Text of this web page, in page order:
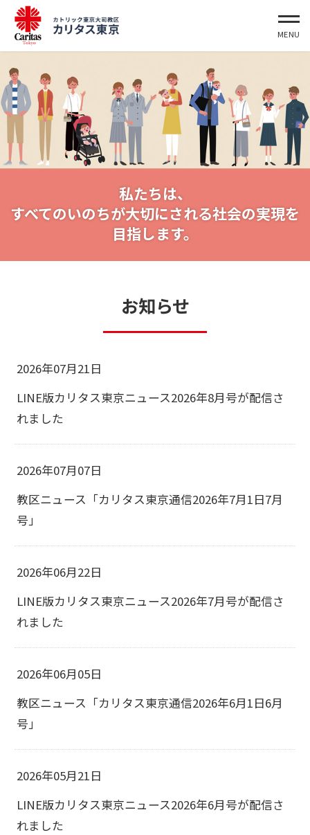
東京教区として将来起こりうる
災害への平時からの備えを推進するために、
小教区の災害危険度一覧を作成しました。
私たちは、
すべてのいのちが大切にされる社会の実現を
目指します。
お知らせ
2026年07月21日
LINE版カリタス東京ニュース2026年8月号が配信さ
れました
2026年07月07日
教区ニュース「カリタス東京通信2026年7月1日7月
号」
2026年06月22日
LINE版カリタス東京ニュース2026年7月号が配信さ
れました
2026年06月05日
教区ニュース「カリタス東京通信2026年6月1日6月
号」
2026年05月21日
LINE版カリタス東京ニュース2026年6月号が配信さ
れました